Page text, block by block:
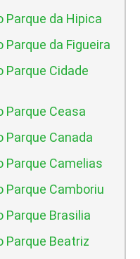
Parque da Hipica
da Figueira
Parque Cidade
Parque Ceasa
Parque Canada
Parque Camelias
Parque Camboriu
Parque Brasilia
Parque Beatriz